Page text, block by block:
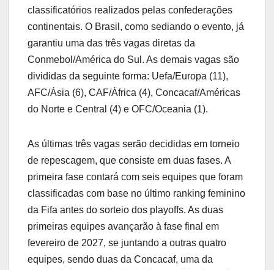
classificatórios realizados pelas confederações
continentais. O Brasil, como sediando o evento, já
garantiu uma das três vagas diretas da
Conmebol/América do Sul. As demais vagas são
divididas da seguinte forma: Uefa/Europa (11),
AFC/Ásia (6), CAF/África (4), Concacaf/Américas
do Norte e Central (4) e OFC/Oceania (1).
As últimas três vagas serão decididas em torneio
de repescagem, que consiste em duas fases. A
primeira fase contará com seis equipes que foram
classificadas com base no último ranking feminino
da Fifa antes do sorteio dos playoffs. As duas
primeiras equipes avançarão à fase final em
fevereiro de 2027, se juntando a outras quatro
equipes, sendo duas da Concacaf, uma da